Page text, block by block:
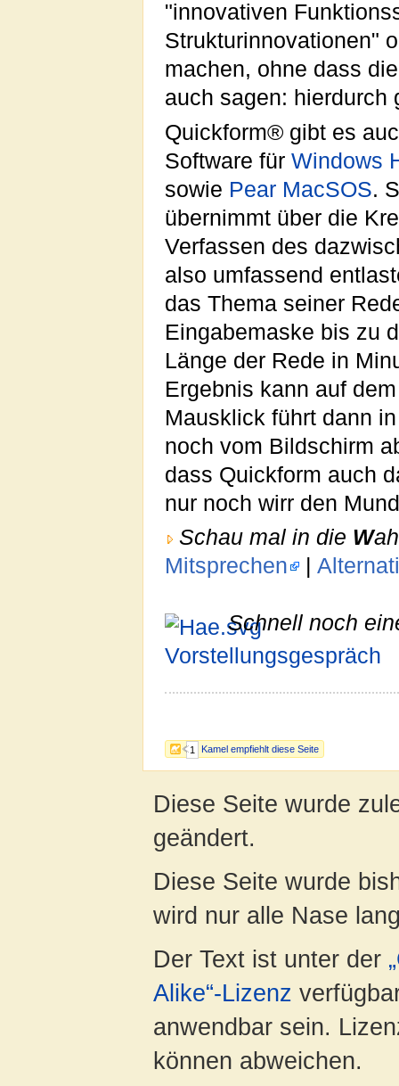
1 Kamel empfiehlt diese Seite
"innovativen
Strukturinnovationen"
machen, ohne dass
auch sagen: hierdurch
Quickform® gibt es
Software für Windows
sowie Pear MacSOS.
übernimmt über die
Verfassen des
also umfassend
das Thema seiner
Eingabemaske bis zu
Länge der Rede in
Ergebnis kann auf
Mausklick führt dann
noch vom Bildschirm
dass Quickform auch
nur noch wirr den
Schau mal in die W
Mitsprechen
Schnell noch
Vorstellungsgespräch
Diese Seite wurde
geändert.
Diese Seite wurde
wird nur alle Nase
Der Text ist unter der
Alike“-Lizenz
anwendbar sein.
können abweichen.